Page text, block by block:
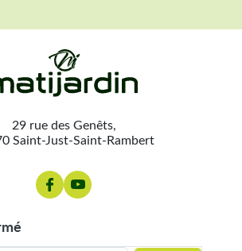
29 rue des Genêts,
Saint-Just-Saint-Rambert